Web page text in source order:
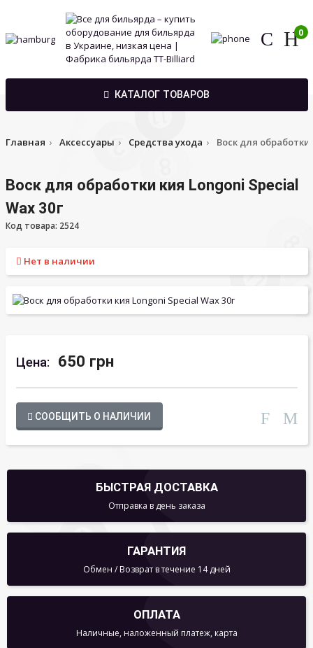
0
КАТАЛОГ ТОВАРОВ
Главная Аксессуары Средства ухода Воск для обработки
Воск для обработки кия Longoni Special
Wax 30г
Код товара: 2524
Нет в наличии
Цена: 650 грн
СООБЩИТЬ О НАЛИЧИИ
БЫСТРАЯ ДОСТАВКА
Отправка в день заказа
ГАРАНТИЯ
Обмен / Возврат в течение 14 дней
ОПЛАТА
Наличные, наложенный платеж, карта